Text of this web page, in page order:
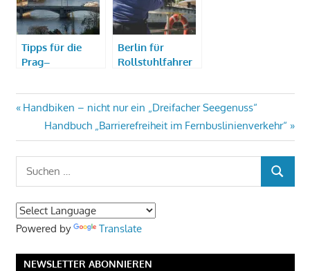
Tipps für die
Prag–
mit Rollstuhl
Berlin für
Rollstuhlfahrer
Berlin
Beitragsnavigation
Vorheriger
Beitrag:
Handbiken – nicht nur ein „Dreifacher Seegenuss“
Nächster
Beitrag:
Handbuch „Barrierefreiheit im Fernbuslinienverkehr“
Suchen
SUCHEN
Powered by Translate
NEWSLETTER ABONNIEREN